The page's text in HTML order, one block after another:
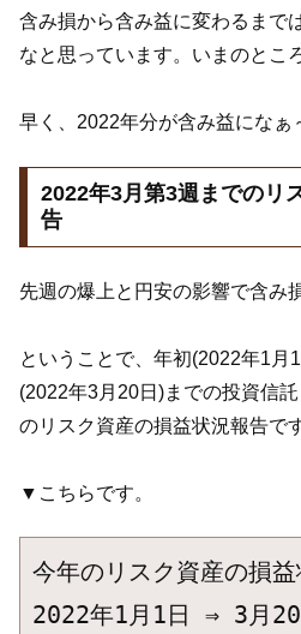
含み損から含み益に変わるまで
なと思っています。いまのとこ
早く、2022年分が含み益になぁ
2022年3月第3週までのリ
告
先週の爆上と円安の影響で含み
ということで、年初(2022年1月
(2022年3月20日)までの投資信
のリスク資産の損益状況報告です
▼こちらです。
今年のリスク資産の損
2022年1月1日 ⇒ 3月20